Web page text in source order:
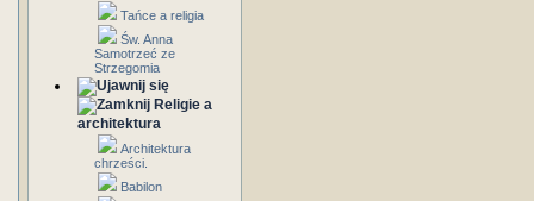
Tańce a religia
Św. Anna
Samotrzeć ze
Strzegomia
Religie a
architektura
Architektura
chrześci.
Babilon